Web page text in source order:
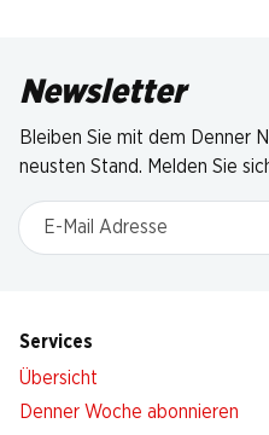
Newsletter
Bleiben Sie mit dem Denner
neusten Stand. Melden Sie
E-Mail Adresse
Services
Übersicht
Denner Woche abonnieren